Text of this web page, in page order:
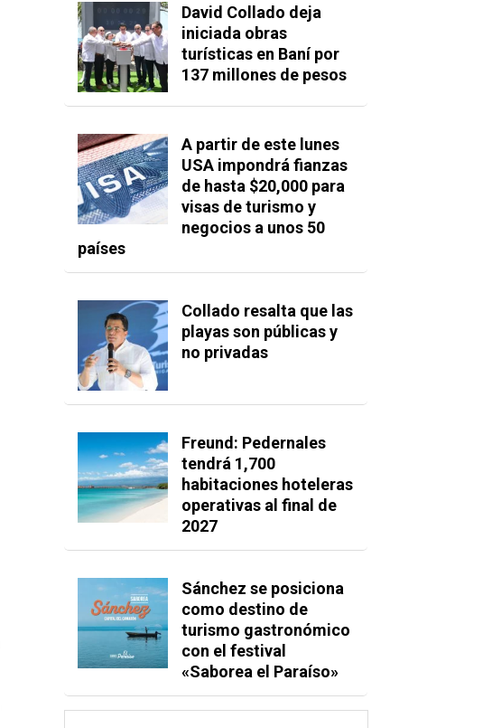
David Collado deja
iniciada obras
turísticas en Baní por
137 millones de pesos
A partir de este lunes
USA impondrá fianzas
de hasta $20,000 para
visas de turismo y
negocios a unos 50
países
Collado resalta que las
playas son públicas y
no privadas
Freund: Pedernales
tendrá 1,700
habitaciones hoteleras
operativas al final de
2027
Sánchez se posiciona
como destino de
turismo gastronómico
con el festival
«Saborea el Paraíso»